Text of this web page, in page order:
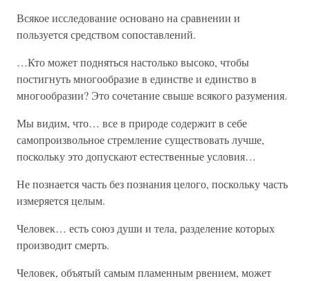
Всякое исследование основано на сравнении и
пользуется средством сопоставлений.
…Кто может подняться настолько высоко, чтобы
постигнуть многообразие в единстве и единство в
многообразии? Это сочетание свыше всякого разумения.
Мы видим, что… все в природе содержит в себе
самопроизвольное стремление существовать лучше,
поскольку это допускают естественные условия…
Не познается часть без познания целого, поскольку часть
измеряется целым.
Человек… есть союз души и тела, разделение которых
производит смерть.
Человек, объятый самым пламенным рвением, может